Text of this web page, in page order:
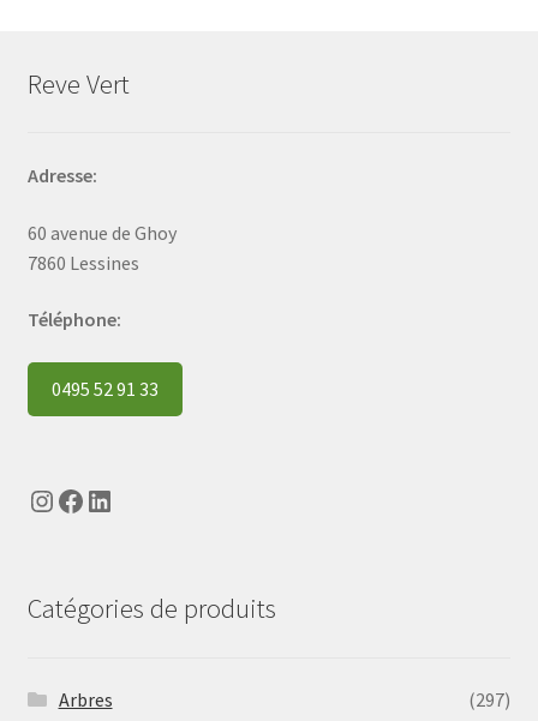
Reve Vert
Adresse:
60 avenue de Ghoy
7860 Lessines
Téléphone:
0495 52 91 33
Instagram
Facebook
LinkedIn
Catégories de produits
Arbres
(297)